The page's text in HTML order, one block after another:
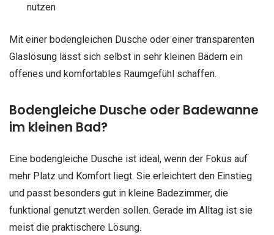
nutzen
Mit einer bodengleichen Dusche oder einer transparenten
Glaslösung lässt sich selbst in sehr kleinen Bädern ein
offenes und komfortables Raumgefühl schaffen.
Bodengleiche Dusche oder Badewanne
im kleinen Bad?
Eine bodengleiche Dusche ist ideal, wenn der Fokus auf
mehr Platz und Komfort liegt. Sie erleichtert den Einstieg
und passt besonders gut in kleine Badezimmer, die
funktional genutzt werden sollen. Gerade im Alltag ist sie
meist die praktischere Lösung.